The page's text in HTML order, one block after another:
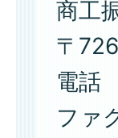
商工
〒
電
ファ